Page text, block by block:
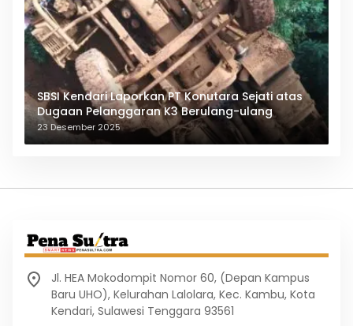
SBSI Kendari Laporkan PT Konutara Sejati atas
Dugaan Pelanggaran K3 Berulang-ulang
23 Desember 2025
Jl. HEA Mokodompit Nomor 60, (Depan Kampus
Baru UHO), Kelurahan Lalolara, Kec. Kambu, Kota
Kendari, Sulawesi Tenggara 93561